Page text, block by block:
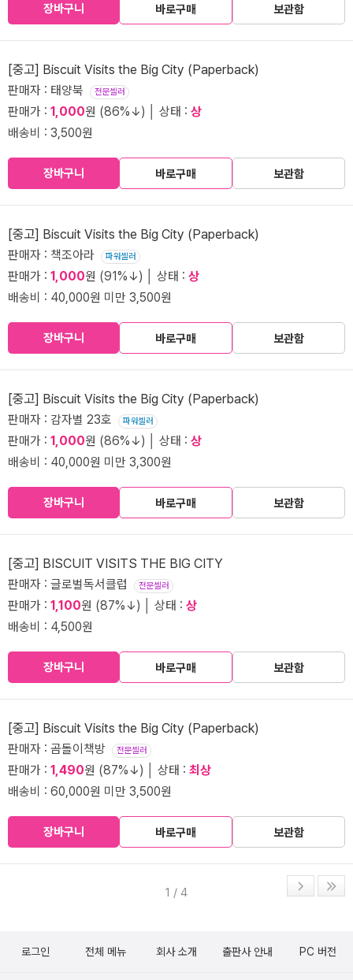
장바구니 바로구매 보관함
[중고] Biscuit Visits the Big City (Paperback)
판매자 : 태양북 전문셀러
판매가 : 1,000원 (86%↓) │ 상태 : 상
배송비 : 3,500원
장바구니 바로구매 보관함
[중고] Biscuit Visits the Big City (Paperback)
판매자 : 책조아라 파워셀러
판매가 : 1,000원 (91%↓) │ 상태 : 상
배송비 : 40,000원 미만 3,500원
장바구니 바로구매 보관함
[중고] Biscuit Visits the Big City (Paperback)
판매자 : 감자별 23호 파워셀러
판매가 : 1,000원 (86%↓) │ 상태 : 상
배송비 : 40,000원 미만 3,300원
장바구니 바로구매 보관함
[중고] BISCUIT VISITS THE BIG CITY
판매자 : 글로벌독서클럽 전문셀러
판매가 : 1,100원 (87%↓) │ 상태 : 상
배송비 : 4,500원
장바구니 바로구매 보관함
[중고] Biscuit Visits the Big City (Paperback)
판매자 : 곰돌이책방 전문셀러
판매가 : 1,490원 (87%↓) │ 상태 : 최상
배송비 : 60,000원 미만 3,500원
장바구니 바로구매 보관함
1 / 4
로그인 전체 메뉴 회사 소개 출판사 안내 PC 버전